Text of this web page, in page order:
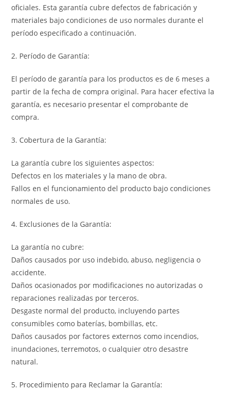
oficiales. Esta garantía cubre defectos de fabricación y
materiales bajo condiciones de uso normales durante el
período especificado a continuación.
2. Período de Garantía:
El período de garantía para los productos es de 6 meses a
partir de la fecha de compra original. Para hacer efectiva la
garantía, es necesario presentar el comprobante de
compra.
3. Cobertura de la Garantía:
La garantía cubre los siguientes aspectos:
Defectos en los materiales y la mano de obra.
Fallos en el funcionamiento del producto bajo condiciones
normales de uso.
4. Exclusiones de la Garantía:
La garantía no cubre:
Daños causados por uso indebido, abuso, negligencia o
accidente.
Daños ocasionados por modificaciones no autorizadas o
reparaciones realizadas por terceros.
Desgaste normal del producto, incluyendo partes
consumibles como baterías, bombillas, etc.
Daños causados por factores externos como incendios,
inundaciones, terremotos, o cualquier otro desastre
natural.
5. Procedimiento para Reclamar la Garantía: